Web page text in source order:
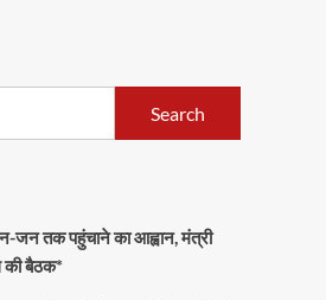
Search
जन तक पहुंचाने का आह्वान, मंत्री
की बैठक*